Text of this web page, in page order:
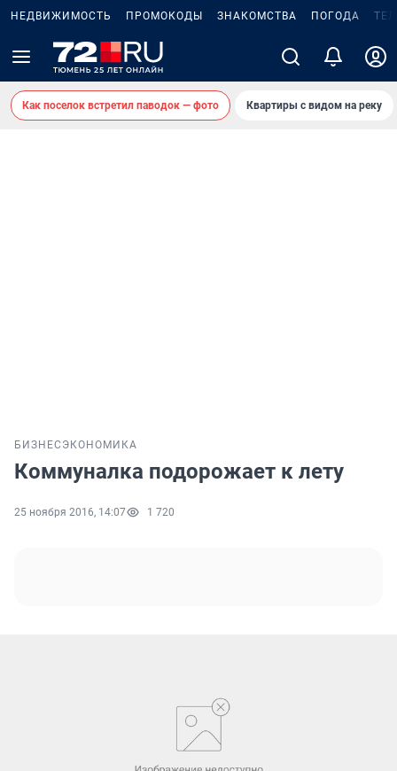
НЕДВИЖИМОСТЬ ПРОМОКОДЫ ЗНАКОМСТВА ПОГОДА
Как поселок встретил паводок — фото Квартиры с видом на реку
БИЗНЕС ЭКОНОМИКА
Коммуналка подорожает к лету
25 ноября 2016, 14:07 1 720